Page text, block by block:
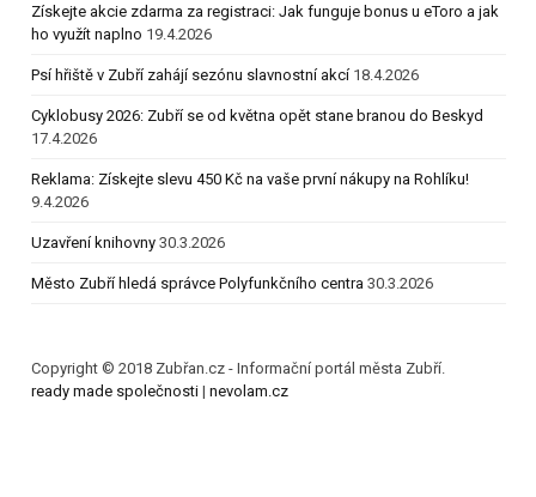
Získejte akcie zdarma za registraci: Jak funguje bonus u eToro a jak
ho využít naplno 19.4.2026
Psí hřiště v Zubří zahájí sezónu slavnostní akcí 18.4.2026
Cyklobusy 2026: Zubří se od května opět stane branou do Beskyd
17.4.2026
Reklama: Získejte slevu 450 Kč na vaše první nákupy na Rohlíku!
9.4.2026
Uzavření knihovny 30.3.2026
Město Zubří hledá správce Polyfunkčního centra 30.3.2026
Copyright © 2018 Zubřan.cz - Informační portál města Zubří.
ready made společnosti | nevolam.cz